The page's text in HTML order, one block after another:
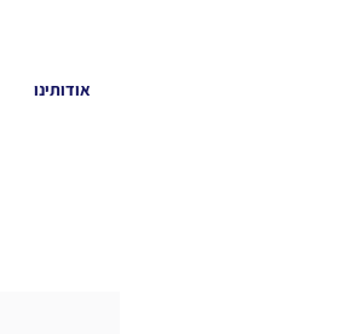
אודותינו